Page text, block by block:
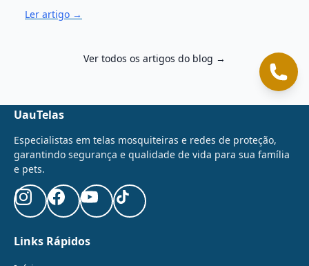
Ler artigo →
Ver todos os artigos do blog →
UauTelas
Especialistas em telas mosquiteiras e redes de proteção,
garantindo segurança e qualidade de vida para sua família
e pets.
Links Rápidos